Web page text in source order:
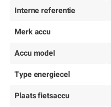
Interne referentie
Merk accu
Accu model
Type energiecel
Plaats fietsaccu